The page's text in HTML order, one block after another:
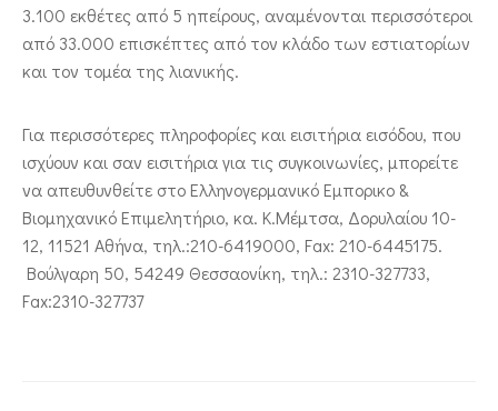
ΕΠΙΚΑΙΡΟΤΗΤΑ
ΕΠΙΚΟΙΝΩΝΙΑ
3.100 εκθέτες από 5 ηπείρους, αναμένονται περισσότεροι
από 33.000 επισκέπτες από τον κλάδο των εστιατορίων
και τον τομέα της λιανικής.
Για περισσότερες πληροφορίες και εισιτήρια εισόδου, που
ισχύουν και σαν εισιτήρια για τις συγκοινωνίες, μπορείτε
να απευθυνθείτε στο Ελληνογερμανικό Εμπορικο &
Βιομηχανικό Επιμελητήριο, κα. Κ.Μέμτσα, Δορυλαίου 10-
12, 11521 Αθήνα, τηλ.:210-6419000, Fax: 210-6445175.
Βούλγαρη 50, 54249 Θεσσαονίκη, τηλ.: 2310-327733,
Fax:2310-327737